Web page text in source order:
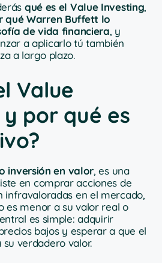
qué es el Value Investing,
qué Warren Buffett lo
de vida financiera, y
a aplicarlo tú también
a largo plazo.
Value
por qué es
inversión en valor, es una
en comprar acciones de
infravaloradas en el mercado,
es menor a su valor real o
es simple: adquirir
bajos y esperar a que el
verdadero valor.